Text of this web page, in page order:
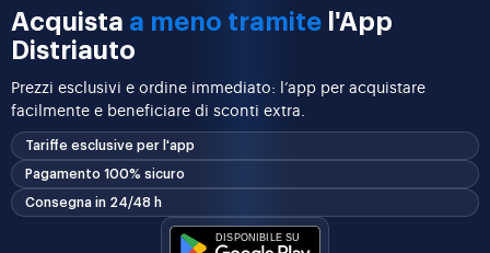
Acquista a meno tramite l'App
Distriauto
Prezzi esclusivi e ordine immediato: l’app per acquistare
facilmente e beneficiare di sconti extra.
Tariffe esclusive per l'app
Pagamento 100% sicuro
Consegna in 24/48 h